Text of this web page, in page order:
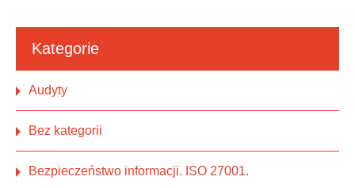
Kategorie
Audyty
Bez kategorii
Bezpieczeństwo informacji. ISO 27001.